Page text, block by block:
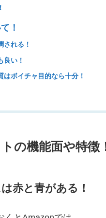
！
される！
良い！
はボイチャ目的なら十分！
の機能面や特徴
赤と青がある！